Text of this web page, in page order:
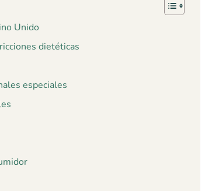
Unido
dietéticas
especiales